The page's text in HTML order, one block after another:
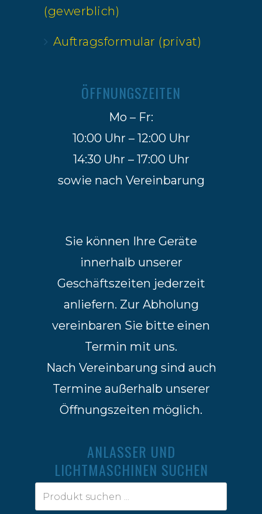
(gewerblich)
Auftragsformular (privat)
ÖFFNUNGSZEITEN
Mo – Fr:
10:00 Uhr – 12:00 Uhr
14:30 Uhr – 17:00 Uhr
sowie nach Vereinbarung
Sie können Ihre Geräte
innerhalb unserer
Geschäftszeiten jederzeit
anliefern. Zur Abholung
vereinbaren Sie bitte einen
Termin mit uns.
Nach Vereinbarung sind auch
Termine außerhalb unserer
Öffnungszeiten möglich.
ANLASSER UND
LICHTMASCHINEN SUCHEN